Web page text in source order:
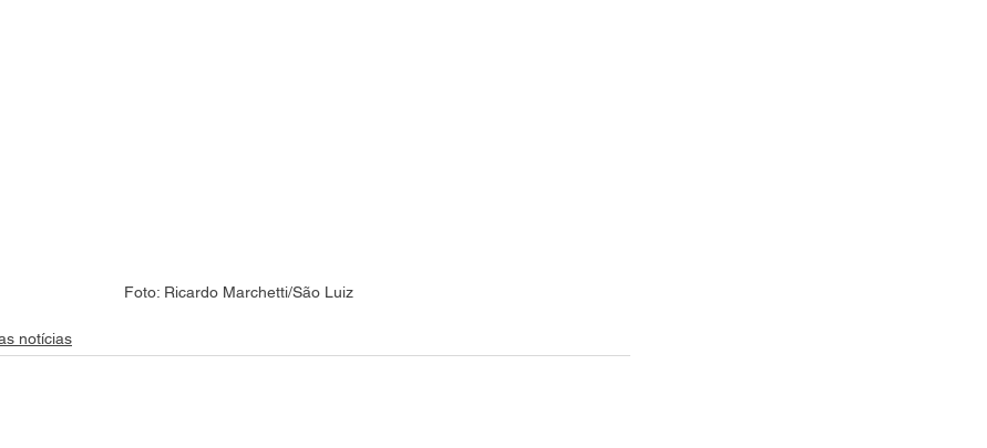
Foto: Ricardo Marchetti/São Luiz
notícias